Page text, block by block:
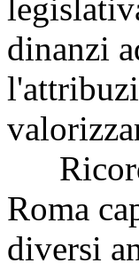
dinanzi
Roma
diversi